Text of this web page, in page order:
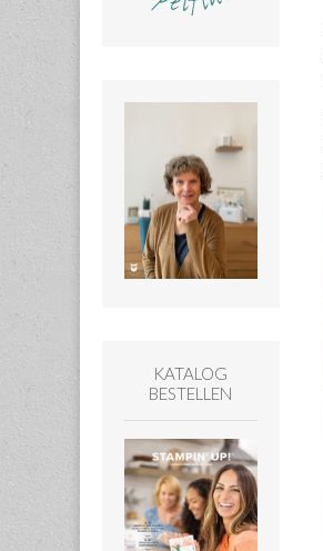
KATALOG
BESTELLEN